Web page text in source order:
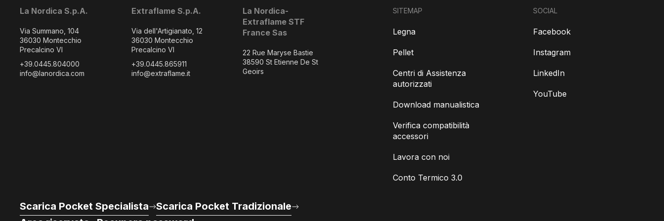
La Nordica S.p.A.
Via Summano, 104
36030 Montecchio
Precalcino VI
+39.0445.804000
info@lanordica.com
Extraflame S.p.A.
Via dell'Artigianato, 12
36030 Montecchio
Precalcino VI
+39.0445.865911
info@extraflame.it
La Nordica-
Extraflame STF
France Sas
22 Rue Maryse Bastie
38590 St Etienne De St
Geoirs
Scarica Pocket Specialista
Scarica Pocket Tradizionale
SITEMAP
Legna
Pellet
Centri di Assistenza
autorizzati
Download manualistica
Verifica compatibilità
accessori
Lavora con noi
Conto Termico 3.0
SOCIAL
Facebook
Instagram
LinkedIn
YouTube